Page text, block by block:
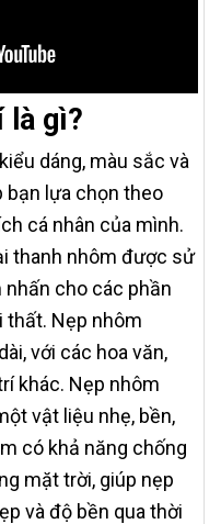
là gì?
dáng, màu sắc và
bạn lựa chọn theo
cá nhân của mình.
thanh nhôm được sử
cho các phần
thất. Nẹp nhôm
với các hoa văn,
khác. Nẹp nhôm
vật liệu nhẹ, bền,
có khả năng chống
mặt trời, giúp nẹp
và độ bền qua thời